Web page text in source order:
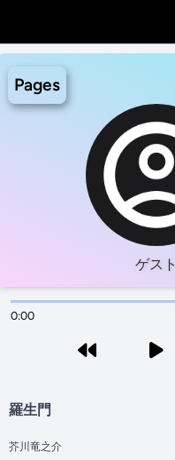
Pages
ゲスト
0:00
羅生門
芥川竜之介